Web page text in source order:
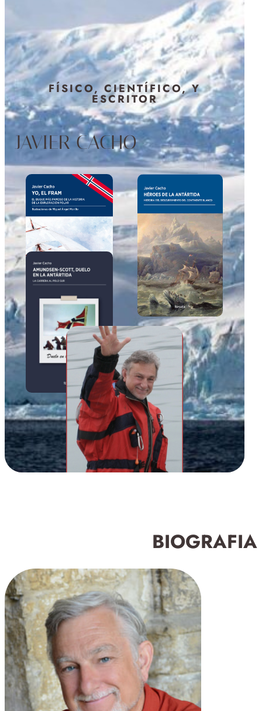
FÍSICO, CIENTÍFICO, Y
ESCRITOR
JAVIER CACHO
BIOGRAFIA